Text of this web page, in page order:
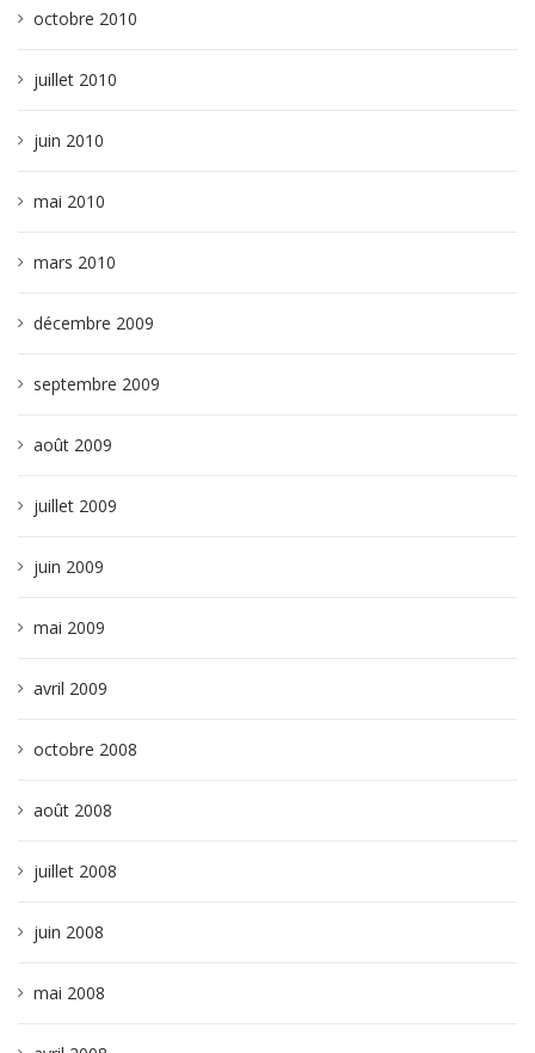
octobre 2010
juillet 2010
juin 2010
mai 2010
mars 2010
décembre 2009
septembre 2009
août 2009
juillet 2009
juin 2009
mai 2009
avril 2009
octobre 2008
août 2008
juillet 2008
juin 2008
mai 2008